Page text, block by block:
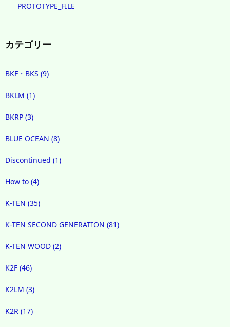
PROTOTYPE_FILE
カテゴリー
BKF・BKS (9)
BKLM (1)
BKRP (3)
BLUE OCEAN (8)
Discontinued (1)
How to (4)
K-TEN (35)
K-TEN SECOND GENERATION (81)
K-TEN WOOD (2)
K2F (46)
K2LM (3)
K2R (17)